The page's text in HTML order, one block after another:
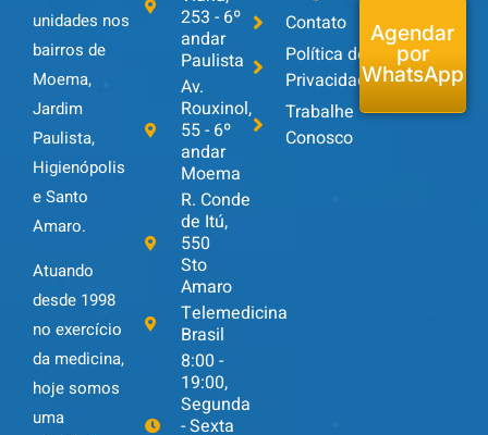
unidades nos
bairros de
Moema,
Jardim
Paulista,
Higienópolis
e Santo
Amaro.
Atuando
desde 1998
no exercício
da medicina,
hoje somos
uma
253 - 6º
andar
Paulista
Av.
Rouxinol,
55 - 6º
andar
Moema
R. Conde
de Itú,
550
Sto
Amaro
Telemedicina
Brasil
8:00 -
19:00,
Segunda
- Sexta
Contato
Política de
Privacidade
Trabalhe
Conosco
Agendar
por
WhatsApp